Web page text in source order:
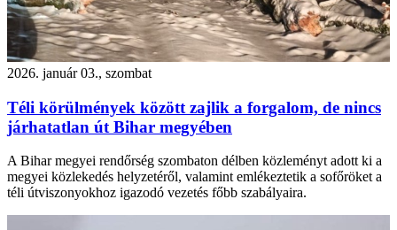
2026. január 03., szombat
Téli körülmények között zajlik a forgalom, de nincs
járhatatlan út Bihar megyében
A Bihar megyei rendőrség szombaton délben közleményt adott ki a
megyei közlekedés helyzetéről, valamint emlékeztetik a sofőröket a
téli útviszonyokhoz igazodó vezetés főbb szabályaira.